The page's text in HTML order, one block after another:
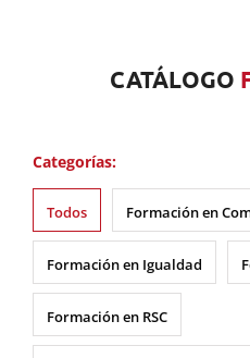
CATÁLOGO
Categorías:
Todos Formación en
Formación en Igualdad
Formación en RSC